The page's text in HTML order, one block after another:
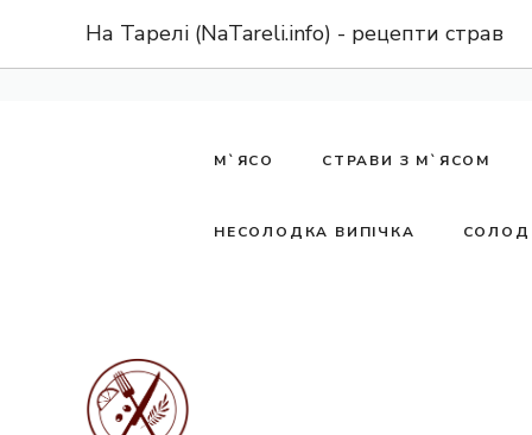
вмісту
На Тарелі (NaTareli.info) - рецепти страв
М`ЯСО СТРАВИ З М`ЯСОМ
НЕСОЛОДКА ВИПІЧКА